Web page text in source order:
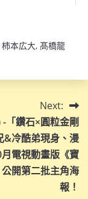
柿本広大, 髙橋龍
Next:
「鑽石×圓粒金剛
&冷酷弟現身、漫
電視動畫版《寶
開第二批主角海
報！